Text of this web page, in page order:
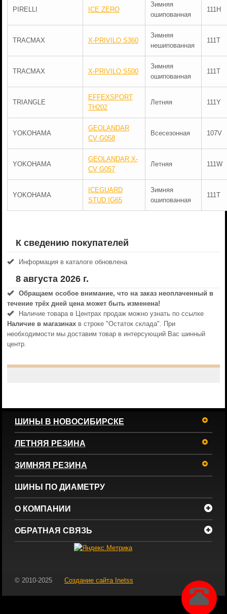
PIRELLI ICE ZERO
Зимняя
ошипованная
111H
TRACMAX X-PRIVILO S360
Зимняя
нешипованная
111T
TRACMAX X-PRIVILO S500
Зимняя
ошипованная
111T
TRIANGLE
EFFEXSPORT
TH202
Летняя 111Y
YOKOHAMA
GEOLANDAR
CV G058
Всесезонная 107V
YOKOHAMA
GEOLANDAR X-
CV G057
Летняя 111W
YOKOHAMA
ICEGUARD
STUD IG65
Зимняя
ошипованная
111T
К сведению покупателей
Информация в каталоге обновлена
8 августа 2026 г.
Обращаем особое внимание, что на заказ неоплаченный в
течениe трёх дней цена может быть изменена!
Наличие товара в Центрах продаж можно узнать по ссылке
Наличие в магазинахв строке "Остаток склада". При
необходимости мы доставим товар в интерсующий Вас шинный
центр.
ШИНЫ В НОВОСИБИРСКЕ
ЛЕТНЯЯ РЕЗИНА
ЗИМНЯЯ РЕЗИНА
ШИНЫ ПО ДИАМЕТРУ
О КОМПАНИИ
ОБРАТНАЯ СВЯЗЬ
© 2010-2025 Создание сайта Inetss